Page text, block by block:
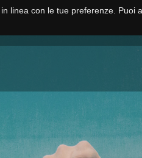
con le tue preferenze. Puoi